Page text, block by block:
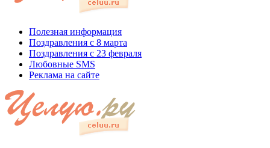
Полезная информация
Поздравления с 8 марта
Поздравления с 23 февраля
Любовные SMS
Реклама на сайте